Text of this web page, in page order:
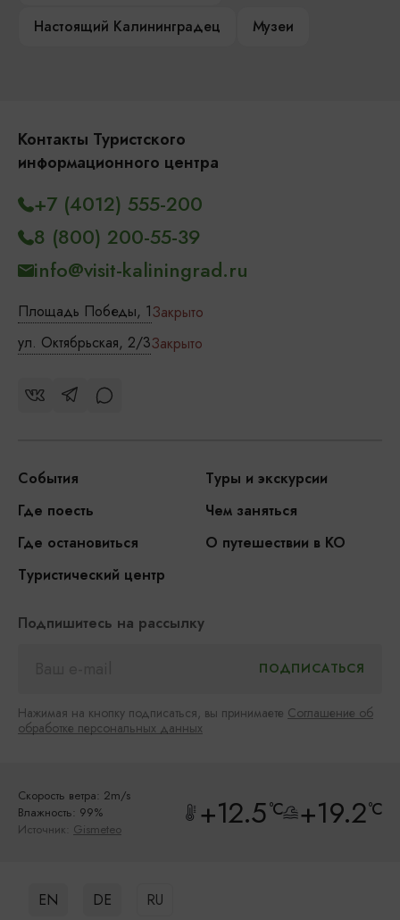
Настоящий Калининградец
Музеи
Контакты Туристского
информационного центра
Площадь Победы, 1Закрыто
ул. Октябрьская, 2/3Закрыто
+7 (4012) 555-200
8 (800) 200-55-39
info@visit-kaliningrad.ru
События
Туры и экскурсии
Где поесть
Чем заняться
Где остановиться
О путешествии в КО
Туристический центр
Подпишитесь на рассылку
Нажимая на кнопку подписаться, вы принимаете Соглашение об
обработке персональных данных
Скорость ветра: 2m/s
Влажность: 99%
Источник: Gismeteo +12.5°C +19.2°C
EN DE RU